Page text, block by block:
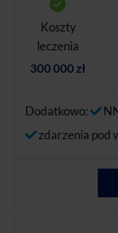
Koszty
leczenia
300 000 zł
Dodatkowo:
zdarzenia pod